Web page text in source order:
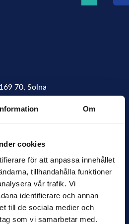
Om
cookies
för att anpassa innehållet
tillhandahålla funktioner
vår trafik. Vi
identifierare och annan
till de sociala medier och
som vi samarbetar med.
169 70, Solna